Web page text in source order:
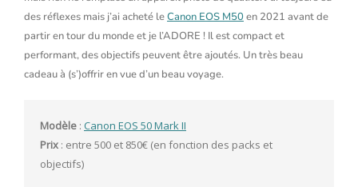
des réflexes mais j’ai acheté leCanon EOS M50en 2021 avant de
partir en tour du monde et je l’ADORE ! Il est compact et
performant, des objectifs peuvent être ajoutés. Un très beau
cadeau à (s’)offrir en vue d’un beau voyage.
Modèle : Canon EOS 50 Mark II
Prix : entre 500 et 850€ (en fonction des packs et
objectifs)